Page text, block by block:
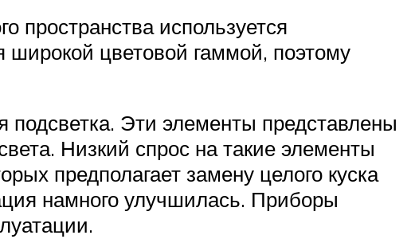
пространства используется
широкой цветовой гаммой, поэтому
Эти элементы представлены
Низкий спрос на такие элементы
предполагает замену целого куска
намного улучшилась. Приборы